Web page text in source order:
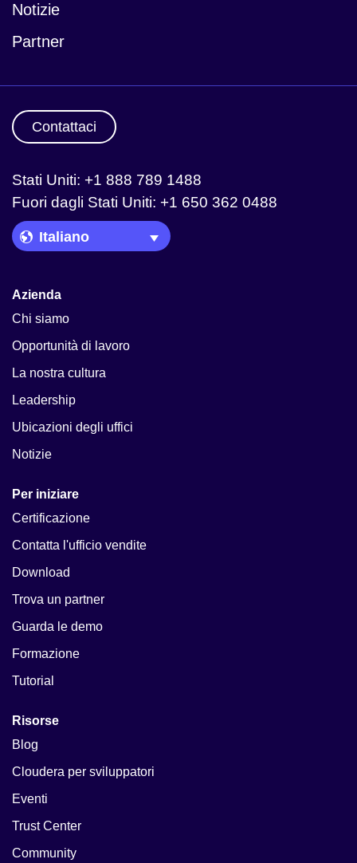
Notizie
Partner
Contattaci
Stati Uniti: +1 888 789 1488
Fuori dagli Stati Uniti: +1 650 362 0488
Language Picker
Azienda
Chi siamo
Opportunità di lavoro
La nostra cultura
Leadership
Ubicazioni degli uffici
Notizie
Per iniziare
Certificazione
Contatta l'ufficio vendite
Download
Trova un partner
Guarda le demo
Formazione
Tutorial
Risorse
Blog
Cloudera per sviluppatori
Eventi
Trust Center
Community